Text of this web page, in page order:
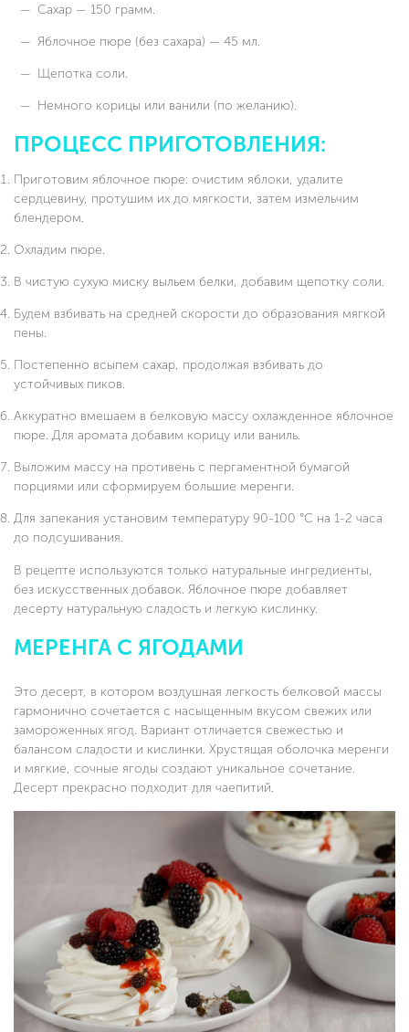
Сахар — 150 грамм.
Яблочное пюре (без сахара) — 45 мл.
Щепотка соли.
Немного корицы или ванили (по желанию).
ПРОЦЕСС ПРИГОТОВЛЕНИЯ:
Приготовим яблочное пюре: очистим яблоки, удалите
сердцевину, протушим их до мягкости, затем измельчим
блендером.
Охладим пюре.
В чистую сухую миску выльем белки, добавим щепотку соли.
Будем взбивать на средней скорости до образования мягкой
пены.
Постепенно всыпем сахар, продолжая взбивать до
устойчивых пиков.
Аккуратно вмешаем в белковую массу охлажденное яблочное
пюре. Для аромата добавим корицу или ваниль.
Выложим массу на противень с пергаментной бумагой
порциями или сформируем большие меренги.
Для запекания установим температуру 90-100 °C на 1-2 часа
до подсушивания.
В рецепте используются только натуральные ингредиенты,
без искусственных добавок. Яблочное пюре добавляет
десерту натуральную сладость и легкую кислинку.
МЕРЕНГА С ЯГОДАМИ
Это десерт, в котором воздушная легкость белковой массы
гармонично сочетается с насыщенным вкусом свежих или
замороженных ягод. Вариант отличается свежестью и
балансом сладости и кислинки. Хрустящая оболочка меренги
и мягкие, сочные ягоды создают уникальное сочетание.
Десерт прекрасно подходит для чаепитий.